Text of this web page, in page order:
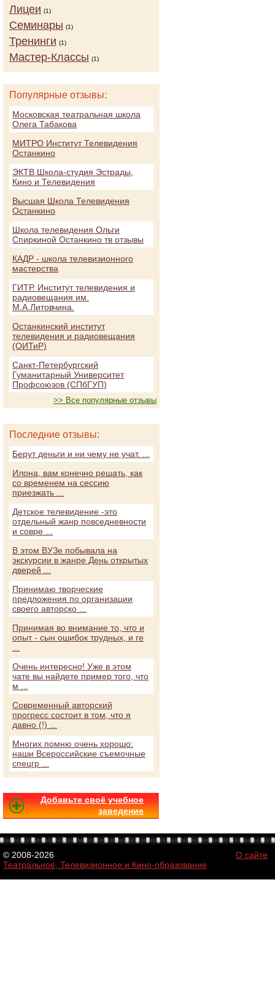
Лицеи (1)
Семинары (1)
Тренинги (1)
Мастер-Классы (1)
Популярные отзывы:
Московская театральная школа
Олега Табакова
МИТРО Институт Телевидения
Останкино
ЭКТВ Школа-студия Эстрады,
Кино и Телевидения
Высшая Школа Телевидения
Останкино
Школа телевидения Ольги
Спиркиной Останкино тв отзывы
КАДР - школа телевизионного
мастерства
ГИТР. Институт телевидения и
радиовещания им.
М.А.Литовчина.
Останкинский институт
телевидения и радиовещания
(ОИТиР)
Санкт-Петербургский
Гуманитарный Университет
Профсоюзов (СПбГУП)
>> Все популярные отзывы
Последние отзывы:
Берут деньги и ни чему не учат. ...
Илона, вам конечно решать, как
со временем на сессию
приезжать ...
Детское телевидение -это
отдельный жанр повседневности
и совре ...
В этом ВУЗе побывала на
экскурсии в жанре День открытых
дверей ...
Принимаю творческие
предложения по организации
своего авторско ...
Принимая во внимание то, что и
опыт - сын ошибок трудных, и ге
Очень интересно! Уже в этом
чате вы найдете пример того, что
м ...
Современный авторский
прогресс состоит в том, что я
давно (!) ...
Многих помню очень хорошо:
наши Всероссийские съемочные
спецгр ...
Добавьте своё учебное
заведение
© 2008-2026
Театральное, Телевизионное и Кино-образование
О сайте